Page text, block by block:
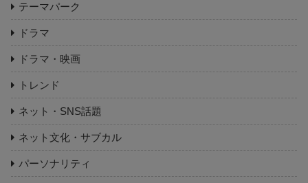
テーマパーク
ドラマ
ドラマ・映画
トレンド
ネット・SNS話題
ネット文化・サブカル
パーソナリティ